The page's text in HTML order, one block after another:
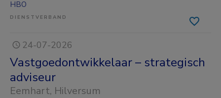
HBO
DIENSTVERBAND
24-07-2026
Vastgoedontwikkelaar – strategisch
adviseur
Eemhart, Hilversum